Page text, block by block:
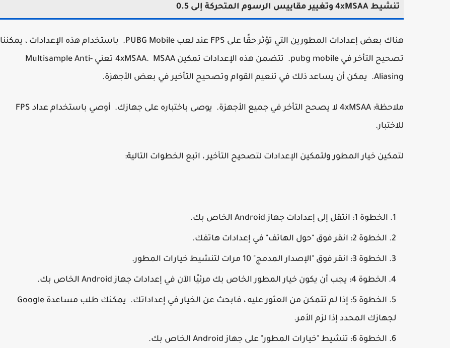
تنشيط 4xMSAA وتغيير مقاييس الرسوم المتحركة إلى 0.5
هناك بعض إعدادات المطورين التي تؤثر حقًا على FPS عند لعب PUBG Mobile. باستخدام هذه الإعدادات ، يمكننا
تصحيح التأخر في pubg mobile. تتضمن هذه الإعدادات تمكين 4xMSAA. MSAA تعني Multisample Anti-
Aliasing. يمكن أن يساعد ذلك في تنعيم القوام وتصحيح التأخير في بعض الأجهزة.
ملاحظة: 4xMSAA لا يصحح التأخر في جميع الأجهزة. يوصى باختباره على جهازك. أوصي باستخدام عداد FPS
للاختبار.
لتمكين خيار المطور ولتمكين الإعدادات لتصحيح التأخير ، اتبع الخطوات التالية:
الخطوة 1: انتقل إلى إعدادات جهاز Android الخاص بك.
الخطوة 2: انقر فوق "حول الهاتف" في إعدادات هاتفك.
الخطوة 3: انقر فوق "الإصدار المدمج" 10 مرات لتنشيط خيارات المطور.
الخطوة 4: يجب أن يكون خيار المطور الخاص بك مرئيًا الآن في إعدادات جهاز Android الخاص بك.
الخطوة 5: إذا لم تتمكن من العثور عليه ، فابحث عن الخيار في إعداداتك. يمكنك طلب مساعدة Google
لجهازك المحدد إذا لزم الأمر.
الخطوة 6: تنشيط "خيارات المطور" على جهاز Android الخاص بك.